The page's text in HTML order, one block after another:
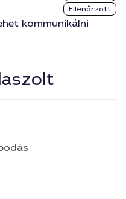
Ellenőrzött
kommunikálni